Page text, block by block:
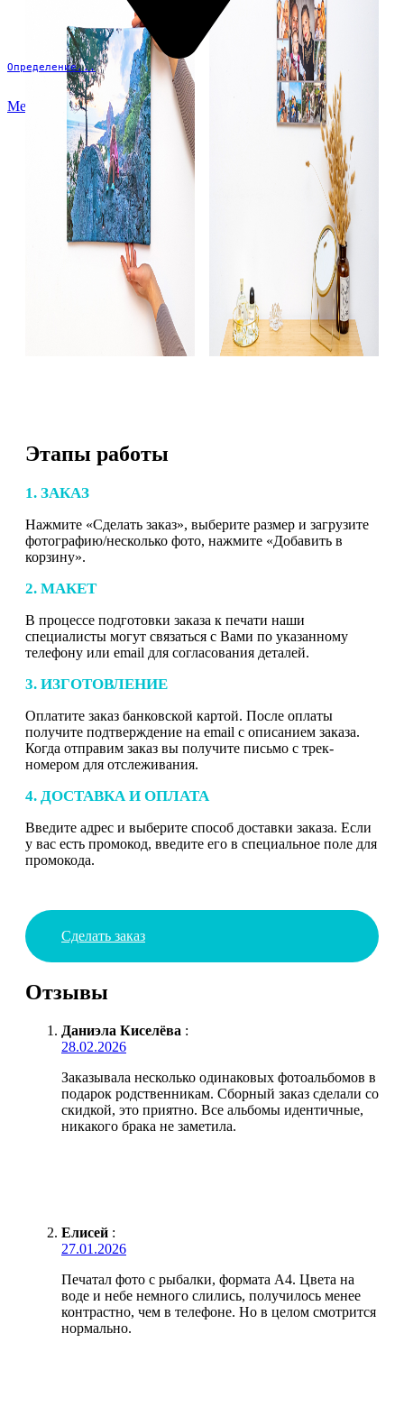
Определение...
Меню
Этапы работы
1. ЗАКАЗ
Нажмите «Сделать заказ», выберите размер и загрузите
фотографию/несколько фото, нажмите «Добавить в
корзину».
2. МАКЕТ
В процессе подготовки заказа к печати наши
специалисты могут связаться с Вами по указанному
телефону или email для согласования деталей.
3. ИЗГОТОВЛЕНИЕ
Оплатите заказ банковской картой. После оплаты
получите подтверждение на email с описанием заказа.
Когда отправим заказ вы получите письмо с трек-
номером для отслеживания.
4. ДОСТАВКА И ОПЛАТА
Введите адрес и выберите способ доставки заказа. Если
у вас есть промокод, введите его в специальное поле для
промокода.
Сделать заказ
Отзывы
Даниэла Киселёва :
28.02.2026
Заказывала несколько одинаковых фотоальбомов в
подарок родственникам. Сборный заказ сделали со
скидкой, это приятно. Все альбомы идентичные,
никакого брака не заметила.
Елисей :
27.01.2026
Печатал фото с рыбалки, формата А4. Цвета на
воде и небе немного слились, получилось менее
контрастно, чем в телефоне. Но в целом смотрится
нормально.